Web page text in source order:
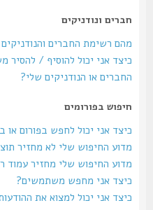
חברים ונודניקים
מהם רשימת החברים והנודניקים שלי?
כיצד אני יכול להוסיף / להסיר
החברים או הנודניקים שלי?
חיפוש בפורומים
כיצד אני יכול לחפש בפורום או
מדוע החיפוש שלי לא מחזיר תוצאות?
מדוע החיפוש שלי מחזיר עמוד ריק!?
כיצד אני מחפש משתמשים?
כיצד אני יכול למצוא את ההודעות